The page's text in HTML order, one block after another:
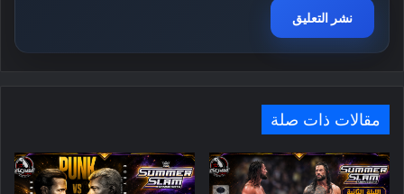
مقالات ذات صلة